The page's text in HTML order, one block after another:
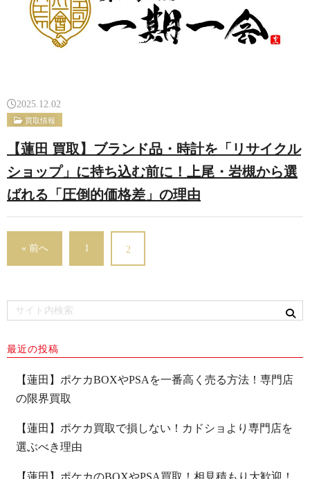
2025.12.02
買取情報
【蓮田 買取】ブランド品・時計を「リサイクル
ショップ」に持ち込む前に！上尾・岩槻から選
ばれる「圧倒的価格差」の理由
« 前へ 1 2
最近の投稿
【蓮田】ポケカBOXやPSAを一番高く売る方法！専門店
の限界買取
【蓮田】ポケカ買取で損しない！カドショより専門店を
選ぶべき理由